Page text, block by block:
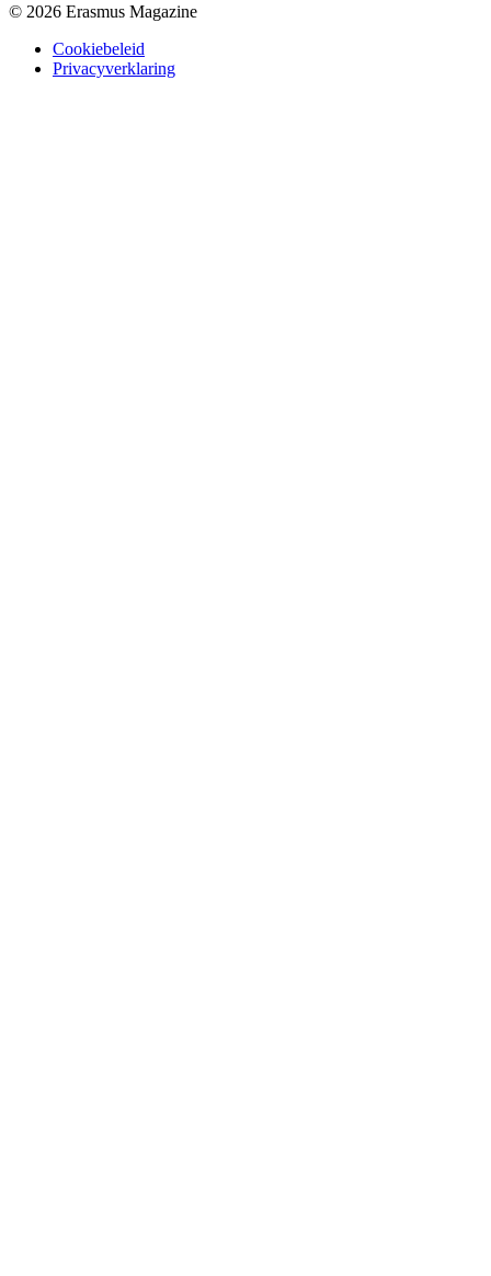
© 2026 Erasmus Magazine
Cookiebeleid
Privacyverklaring